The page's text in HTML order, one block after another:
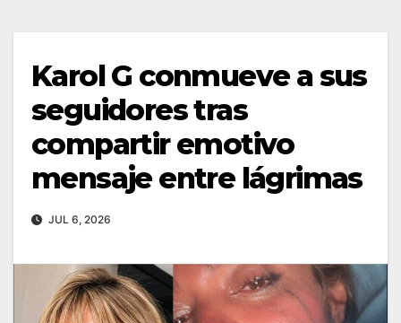
Karol G conmueve a sus
seguidores tras
compartir emotivo
mensaje entre lágrimas
JUL 6, 2026